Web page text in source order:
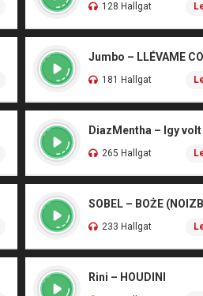
128 Hallgat
Jumbo – LLÉVAME
181 Hallgat
DiazMentha – Igy volt
265 Hallgat
233 Hallgat
Rini – HOUDINI